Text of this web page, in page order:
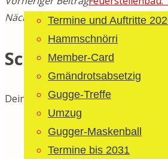
Termine und Auftritte
Hammschnörri
Member-Card
Gmändrotsabsetzig
Gugge-Treffe
Umzug
Gugger-Maskenball
Termine bis 2031
Nächster BeitragFeuerstellenbau:
Schreibe einen
Deine E-Mail-Adresse wird nicht